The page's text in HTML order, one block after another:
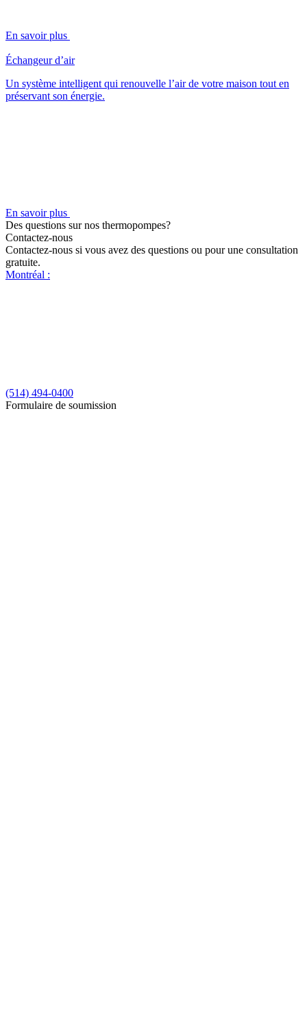
En savoir plus
Échangeur d’air
Un système intelligent qui renouvelle l’air de votre maison tout en
préservant son énergie.
En savoir plus
Des questions sur nos thermopompes?
Contactez-nous
Contactez-nous si vous avez des questions ou pour une consultation
gratuite.
Montréal :
(514) 494-0400
Formulaire de soumission